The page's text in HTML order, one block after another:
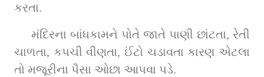
કરતા.
મંદિરના બાંધકામને પોતે જાતે પાણી છાંટતા, રેતી
ચાળતા, કપચી વીણતા, ઈંટો ચડાવતા કારણ એટલા
તો મજૂરીના પૈસા ઓછા આપવા પડે.